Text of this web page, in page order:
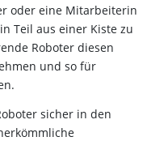
oder eine Mitarbeiterin
Teil aus einer Kiste zu
Roboter diesen
und so für
sicher in den